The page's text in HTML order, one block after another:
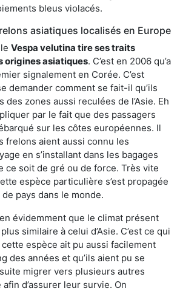
bleus violacés.
asiatiques localisés en Europe
Vespa velutina tire ses traits
origines asiatiques. C’est en 2006 qu’a
signalement en Corée. C’est
demander comment se fait-il qu’ils
zones aussi reculées de l’Asie. Eh
par le fait que des passagers
sur les côtes européennes. Il
frelons aient aussi connu les
en s’installant dans les bagages
ce soit de gré ou de force. Très vite
espèce particulière s’est propagée
pays dans le monde.
évidemment que le climat présent
similaire à celui d’Asie. C’est ce qui
espèce ait pu aussi facilement
des années et qu’ils aient pu se
migrer vers plusieurs autres
d’assurer leur survie. On